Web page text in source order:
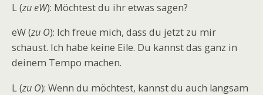
L (zu eW): Möchtest du ihr etwas sagen?
eW (zu O): Ich freue mich, dass du jetzt zu mir
schaust. Ich habe keine Eile. Du kannst das ganz in
deinem Tempo machen.
L (zu O): Wenn du möchtest, kannst du auch langsam